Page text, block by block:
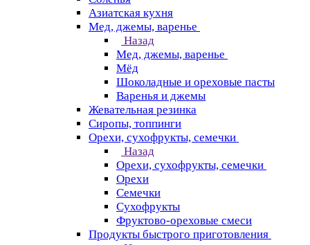
Азиатская кухня
Мед, джемы, варенье
Назад
Мед, джемы, варенье
Мёд
Шоколадные и ореховые пасты
Варенья и джемы
Жевательная резинка
Сиропы, топпинги
Орехи, сухофрукты, семечки
Назад
Орехи, сухофрукты, семечки
Орехи
Семечки
Сухофрукты
Фруктово-ореховые смеси
Продукты быстрого приготовления